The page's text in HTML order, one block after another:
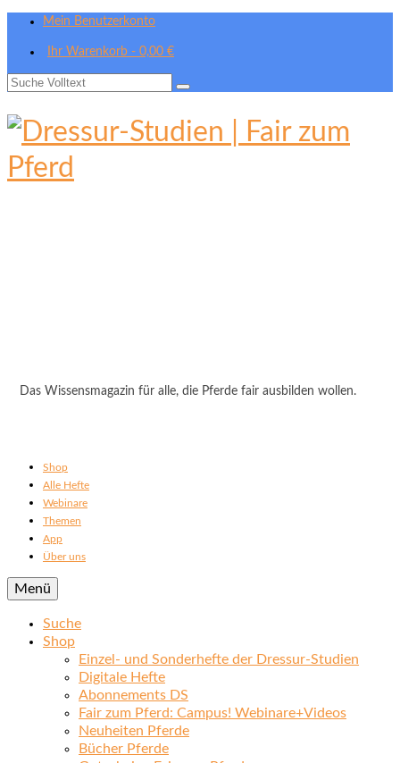
Mein Benutzerkonto
Ihr Warenkorb - 0,00 €
Suche
Das Wissensmagazin für alle, die Pferde fair ausbilden wollen.
Shop
Alle Hefte
Webinare
Themen
App
Über uns
Menü
Suche
Shop
Einzel- und Sonderhefte der Dressur-Studien
Digitale Hefte
Abonnements DS
Fair zum Pferd: Campus! Webinare+Videos
Neuheiten Pferde
Bücher Pferde